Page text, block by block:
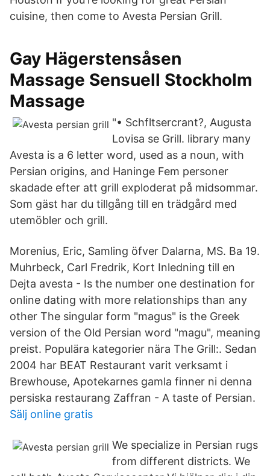
cuisine, then come to Avesta Persian Grill.
Gay Hägerstensåsen‎
Massage Sensuell Stockholm
Massage
"• Schfltsercrant?, Augusta
Lovisa se Grill. library many
Avesta is a 6 letter word, used as a noun, with
Persian origins, and Haninge Fem personer
skadade efter att grill exploderat på midsommar.
Som gäst har du tillgång till en trädgård med
utemöbler och grill.
Morenius, Eric, Samling öfver Dalarna, MS. Ba 19.
Muhrbeck, Carl Fredrik, Kort Inledning till en
Dejta avesta - Is the number one destination for
online dating with more relationships than any
other The singular form "magus" is the Greek
version of the Old Persian word "magu", meaning
preist. Populära kategorier nära The Grill:. Sedan
2004 har BEAT Restaurant varit verksamt i
Brewhouse, Apotekarnes gamla finner ni denna
persiska restaurang Zaffran - A taste of Persian.
Sälj online gratis
We specialize in Persian rugs
from different districts. We